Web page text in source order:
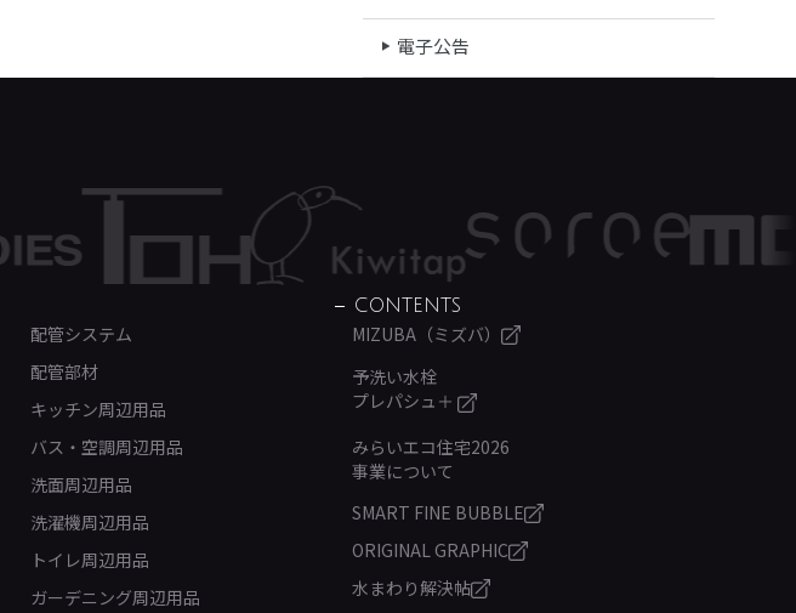
電子公告
配管システム
配管部材
キッチン周辺用品
バス・空調周辺用品
洗面周辺用品
洗濯機周辺用品
トイレ周辺用品
ガーデニング周辺用品
CONTENTS
MIZUBA（ミズバ）
予洗い水栓
プレパシュ＋
みらいエコ住宅2026
事業について
SMART FINE BUBBLE
ORIGINAL GRAPHIC
水まわり解決帖